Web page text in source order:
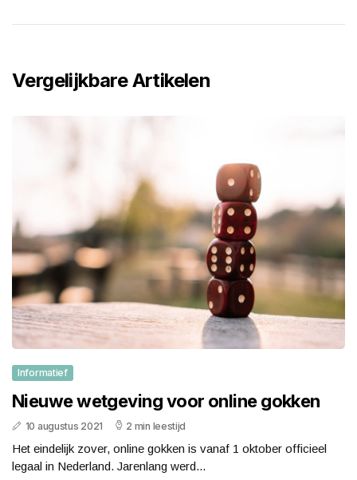
Vergelijkbare Artikelen
Informatief
Nieuwe wetgeving voor online gokken
10 augustus 2021 2 min leestijd
Het eindelijk zover, online gokken is vanaf 1 oktober officieel
legaal in Nederland. Jarenlang werd...